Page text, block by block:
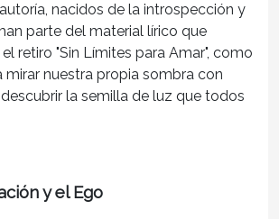
nacidos de la introspección y
parte del material lírico que
retiro "Sin Límites para Amar", como
mirar nuestra propia sombra con
la semilla de luz que todos
y el Ego